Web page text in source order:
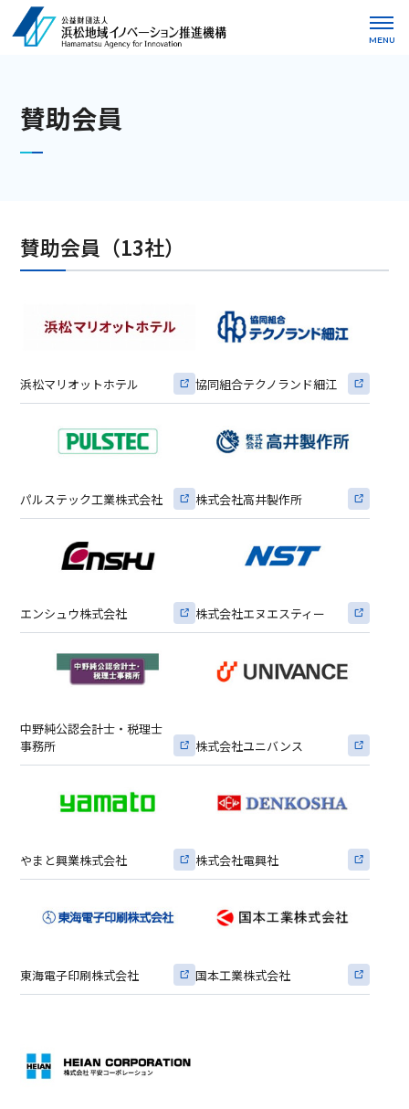
MENU
賛助会員
賛助会員（13社）
浜松マリオットホテル 協同組合テクノランド細江
パルステック工業株式会社 株式会社高井製作所
エンシュウ株式会社 株式会社エヌエスティー
中野純公認会計士・税理士
事務所
株式会社ユニバンス
やまと興業株式会社 株式会社電興社
東海電子印刷株式会社 国本工業株式会社